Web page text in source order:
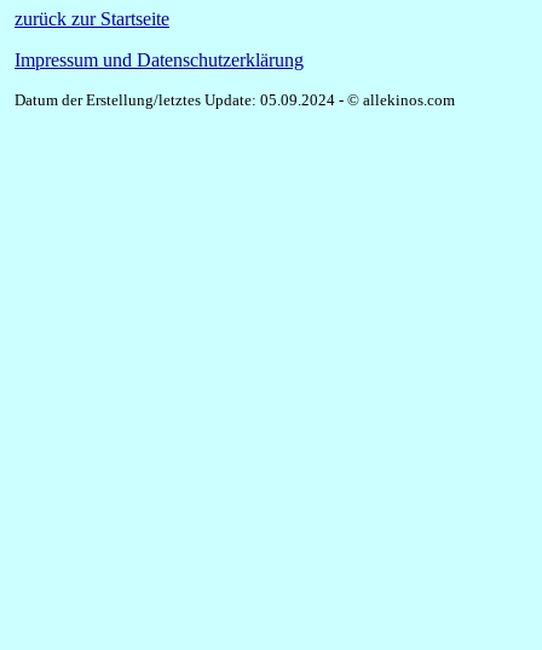
zurück zur Startseite
Impressum und Datenschutzerklärung
Datum der Erstellung/letztes Update: 05.09.2024 - © allekinos.com